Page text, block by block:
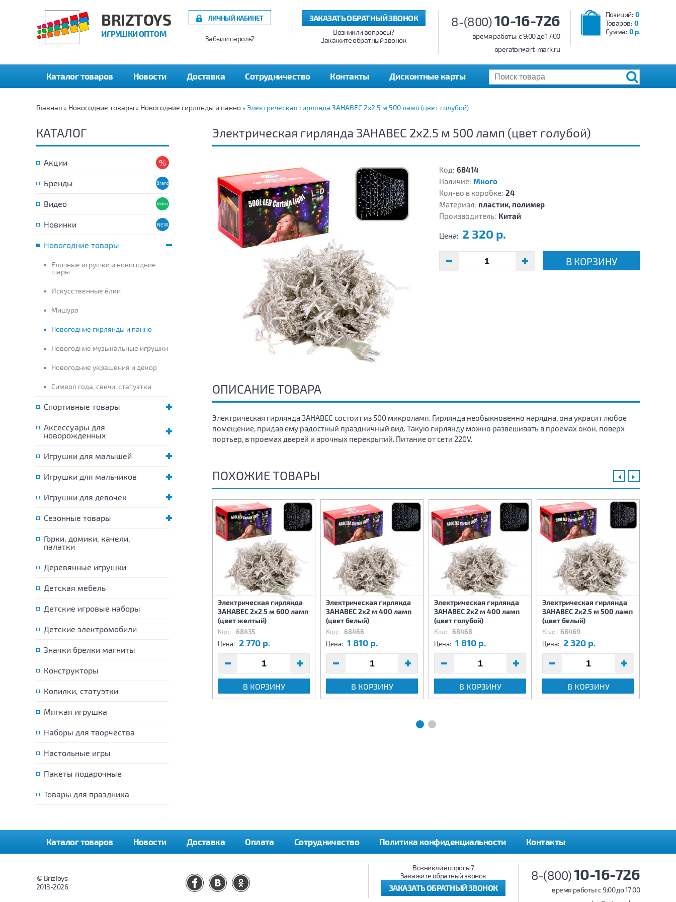
BRIZTOYS
ИГРУШКИ ОПТОМ
Позиций: 0
Товаров: 0
Сумма: 0 р.
8-(800)10-16-726
время работы: c 9:00 до 17:00
operator@art-mark.ru
ЗАКАЗАТЬ ОБРАТНЫЙ ЗВОНОК
Возникли вопросы?
Закажите обратный звонок
ЛИЧНЫЙ КАБИНЕТ
Забыли пароль?
Каталог товаров Новости Доставка Сотрудничество Контакты Дисконтные карты
Главная » Новогодние товары » Новогодние гирлянды и панно » Электрическая гирлянда ЗАНАВЕС 2х2.5 м 500 ламп (цвет голубой)
КАТАЛОГ
Акции
Бренды
Видео
Новинки
Новогодние товары
Елочные игрушки и новогодние
шары
Искусственные ёлки
Мишура
Новогодние гирлянды и панно
Новогодние музыкальные игрушки
Новогодние украшения и декор
Символ года, свечи, статуэтки
Спортивные товары
Аксессуары для
новорожденных
Игрушки для малышей
Игрушки для мальчиков
Игрушки для девочек
Сезонные товары
Горки, домики, качели,
палатки
Деревянные игрушки
Детская мебель
Детские игровые наборы
Детские электромобили
Значки брелки магниты
Конструкторы
Копилки, статуэтки
Мягкая игрушка
Наборы для творчества
Настольные игры
Пакеты подарочные
Товары для праздника
Электрическая гирлянда ЗАНАВЕС 2х2.5 м 500 ламп (цвет голубой)
Код: 68414
Наличие: Много
Кол-во в коробке: 24
Материал: пластик, полимер
Производитель: Китай
Цена: 2 320 р.
В КОРЗИНУ
ОПИСАНИЕ ТОВАРА
Электрическая гирлянда ЗАНАВЕС состоит из 500 микроламп. Гирлянда необыкновенно нарядна, она украсит любое
помещение, придав ему радостный праздничный вид. Такую гирлянду можно развешивать в проемах окон, поверх
портьер, в проемах дверей и арочных перекрытий. Питание от сети 220V.
ПОХОЖИЕ ТОВАРЫ
ЗАНАВЕС 2х3 м 600 ламп
68470
В КОРЗИНУ
ЗАНАВЕС 2х3 м 600 ламп
Код: 68471
Электрическая гирлянда
ЗАНАВЕС 2х2.5 м 600 ламп
(цвет желтый)
Код: 68435
Цена: 2 770 р.
В КОРЗИНУ
Электрическая гирлянда
ЗАНАВЕС 2х2 м 400 ламп
(цвет белый)
Код: 68466
Цена: 1 810 р.
В КОРЗИНУ
Электрическая гирлянда
ЗАНАВЕС 2х2 м 400 ламп
(цвет голубой)
Код: 68468
Цена: 1 810 р.
В КОРЗИНУ
Электрическая гирлянда
ЗАНАВЕС 2х2.5 м 500 ламп
(цвет белый)
Код: 68469
Цена: 2 320 р.
В КОРЗИНУ
Каталог товаров Новости Доставка Оплата Сотрудничество Политика конфиденциальности Контакты
8-(800)10-16-726
время работы: c 9:00 до 17:00
Возникли вопросы?
Закажите обратный звонок
ЗАКАЗАТЬ ОБРАТНЫЙ ЗВОНОК
© BrizToys
2013-2026